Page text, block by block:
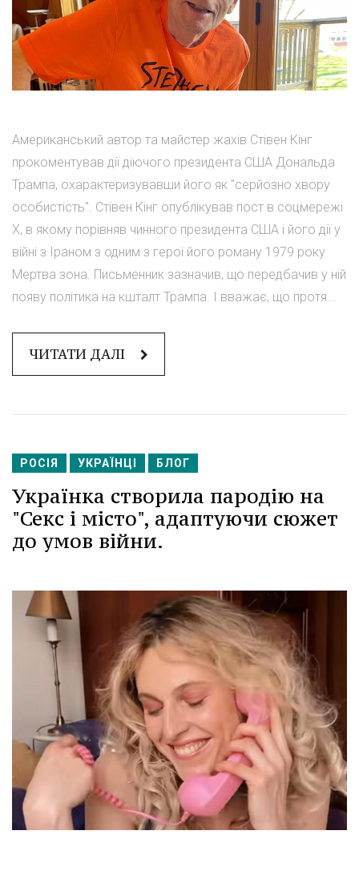
Американський автор та майстер жахів Стівен Кінг
прокоментував дії діючого президента США Дональда
Трампа, охарактеризувавши його як "серйозно хвору
особистість". Стівен Кінг опублікував пост в соцмережі
Х, в якому порівняв чинного президента США і його дії у
війні з Іраном з одним з герої його роману 1979 року
Мертва зона. Письменник зазначив, що передбачив у ній
появу політика на кшталт Трампа. І вважає, що протя...
ЧИТАТИ ДАЛІ
РОСІЯ УКРАЇНЦІ БЛОГ
Українка створила пародію на
"Секс і місто", адаптуючи сюжет
до умов війни.